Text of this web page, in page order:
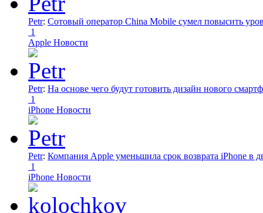
Petr: Сотовый оператор China Mobile сумел повысить
1
Apple Новости
Petr: На основе чего будут готовить дизайн нового
1
iPhone Новости
Petr: Компания Apple уменьшила срок возврата iPhone в
1
iPhone Новости